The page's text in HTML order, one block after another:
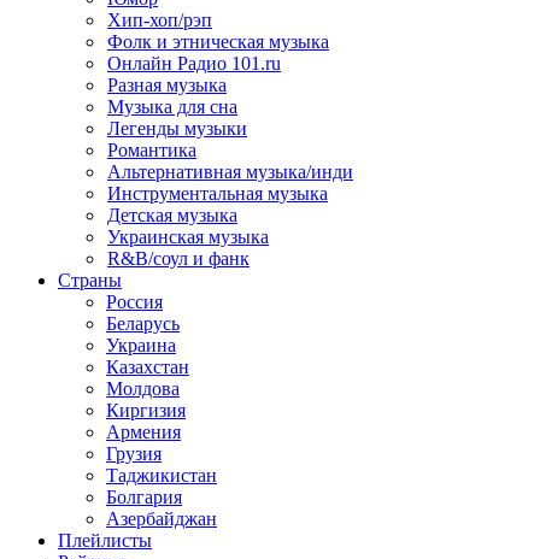
Хип-хоп/рэп
Фолк и этническая музыка
Онлайн Радио 101.ru
Разная музыка
Музыка для сна
Легенды музыки
Романтика
Альтернативная музыка/инди
Инструментальная музыка
Детская музыка
Украинская музыка
R&B/cоул и фанк
Страны
Россия
Беларусь
Украина
Казахстан
Молдова
Киргизия
Армения
Грузия
Таджикистан
Болгария
Азербайджан
Плейлисты